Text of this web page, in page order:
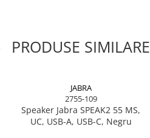
PRODUSE SIMILARE
JABRA
2755-109
Speaker Jabra SPEAK2 55 MS,
UC, USB-A, USB-C, Negru